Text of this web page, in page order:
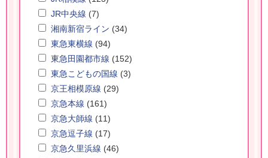
JR中央線 (7)
湘南新宿ライン (34)
東急東横線 (94)
東急田園都市線 (152)
東急こどもの国線 (3)
京王相模原線 (29)
京急本線 (161)
京急大師線 (11)
京急逗子線 (17)
京急久里浜線 (46)